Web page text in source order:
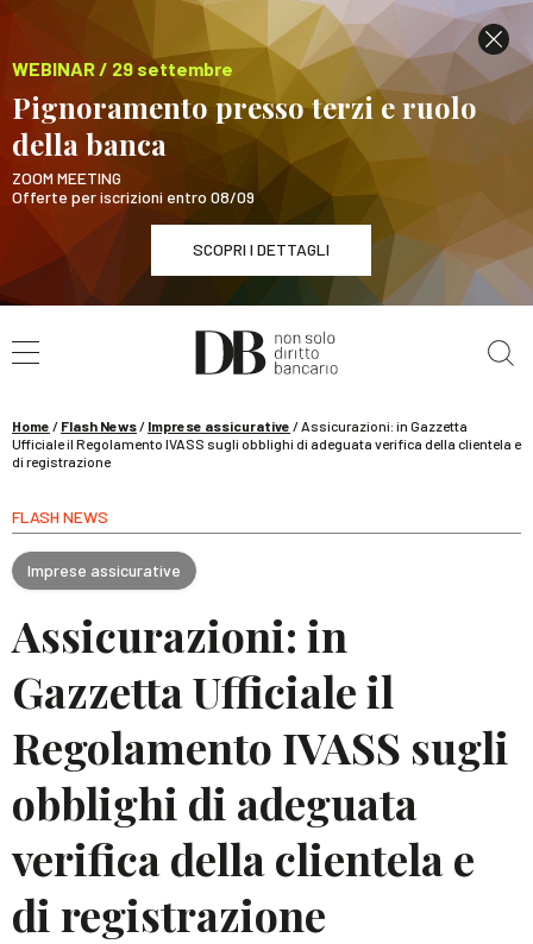
WEBINAR / 29 settembre
Pignoramento presso terzi e ruolo
della banca
ZOOM MEETING
Offerte per iscrizioni entro 08/09
SCOPRI I DETTAGLI
WEBINAR / 29 settembre
Pignoramento presso terzi e ruolo della banca
Home / Flash News/ Imprese assicurative /Assicurazioni: in Gazzetta
Ufficiale il Regolamento IVASS sugli obblighi di adeguata verifica della clientela e
di registrazione
FLASH NEWS
Imprese assicurative
Assicurazioni: in
Gazzetta Ufficiale il
Regolamento IVASS sugli
obblighi di adeguata
verifica della clientela e
di registrazione